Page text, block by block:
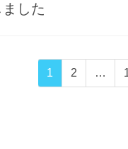
した
固
定
1
固
定
2 …